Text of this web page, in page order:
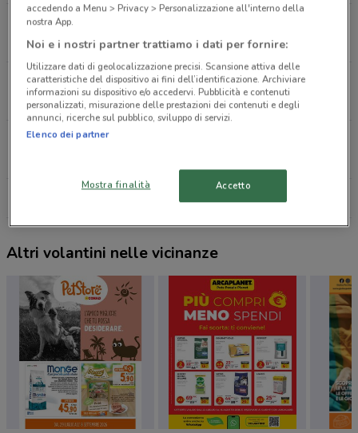
VIA ALFREDO SERRANTI, 27 Roma
1.7 km
VIA FESTO AVIENO, 36 Roma
1.7 km
VIA B. GOSIO , 120 Roma
Tutti i negozi Ferplast
Altri volantini nelle vicinanze
accedendo a Menu > Privacy > Personalizzazione all'interno della
nostra App.
Noi e i nostri partner trattiamo i dati per fornire:
Utilizzare dati di geolocalizzazione precisi. Scansione attiva delle
caratteristiche del dispositivo ai fini dell’identificazione. Archiviare
informazioni su dispositivo e/o accedervi. Pubblicità e contenuti
personalizzati, misurazione delle prestazioni dei contenuti e degli
annunci, ricerche sul pubblico, sviluppo di servizi.
Elenco dei partner
Mostra finalità Accetto